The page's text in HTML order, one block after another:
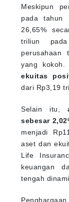
Meskipun
pada tahun
26,65%
triliun
perusahaan
yang
ekuitas
dari Rp3,19
Selain itu,
sebesar
menjadi
aset dan
Life
keuangan
tengah